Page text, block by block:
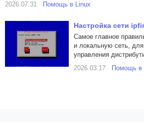
Вход в аккаунт
2026.07.31
Помощь в Linux
Настройка сети
Cамое главное
и локальную сеть,
управления
2026.03.17
Помощь в